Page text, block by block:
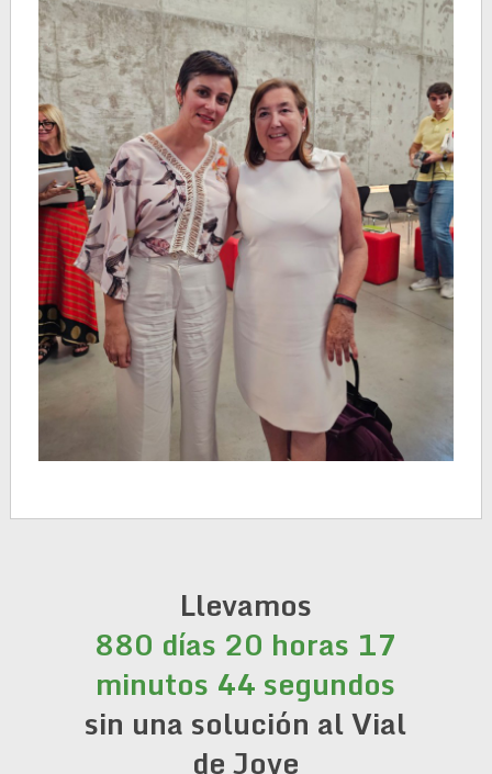
Llevamos
880 días 20 horas 17
minutos 44 segundos
sin una solución al Vial
de Jove